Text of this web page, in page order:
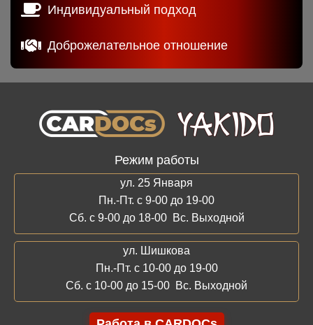
Индивидуальный подход
Доброжелательное отношение
Режим работы
ул. 25 Января
Пн.-Пт. с 9-00 до 19-00
Сб. с 9-00 до 18-00 Вс. Выходной
ул. Шишкова
Пн.-Пт. с 10-00 до 19-00
Сб. с 10-00 до 15-00 Вс. Выходной